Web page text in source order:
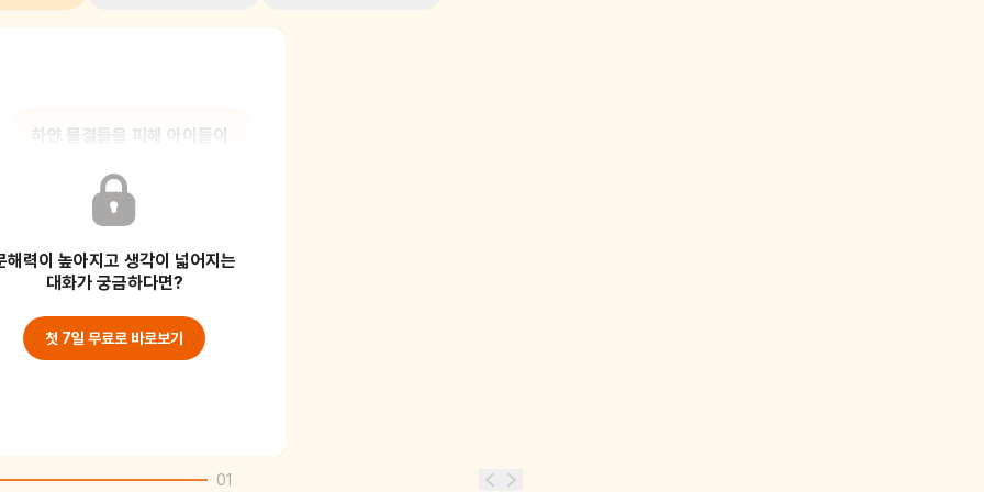
하얀 물결들을 피해 아이들이
옷차림을 봐! 모두 팬티만
입고 있어.
닷가에요. 바닷가에서 파도를 피해
닷가에 가 본
해력이 높아지고 생각이 넓어지는
대화가 궁금하다면?
첫 7일 무료로 바로보기
01